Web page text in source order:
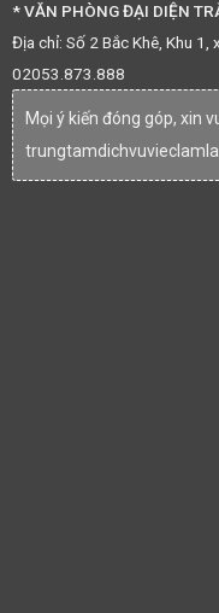
* VĂN PHÒNG ĐẠI DIỆN
Địa chỉ: Số 2 Bắc Khê, Khu 1,
02053.873.888
Mọi ý kiến đóng góp, xin